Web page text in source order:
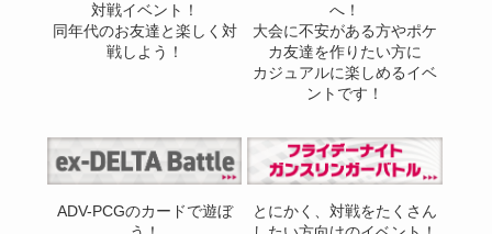
対戦イベント！
同年代のお友達と楽しく対
戦しよう！
へ！
大会に不安がある方やポケ
カ友達を作りたい方に
カジュアルに楽しめるイベ
ントです！
ADV-PCGのカードで遊ぼ
とにかく、対戦をたくさん